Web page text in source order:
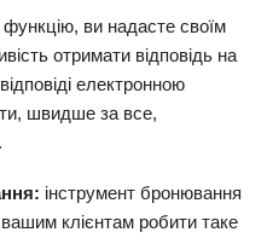
ви надасте своїм
отримати відповідь на
електронною
швидше за все,
інструмент бронювання
клієнтам робити таке